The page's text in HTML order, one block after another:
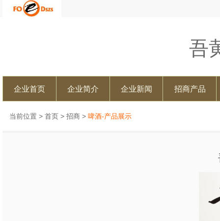
吾
企业首页 企业简介 企业新闻 招商产品
当前位置 > 首页 > 招商 > 啤酒-产品展示